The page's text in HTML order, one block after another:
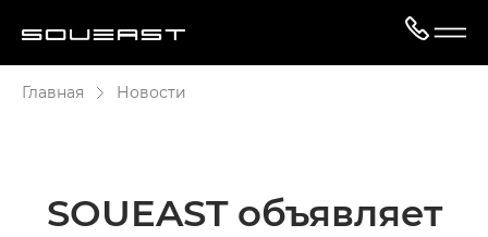
Главная Новости
SOUEAST объявляет